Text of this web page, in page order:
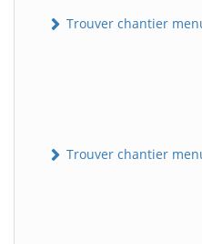
Trouver chantier
Trouver chantier